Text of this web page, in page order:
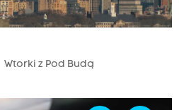
Wtorki z Pod Budą